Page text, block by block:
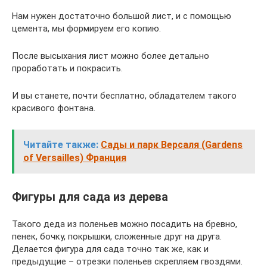
Нам нужен достаточно большой лист, и с помощью
цемента, мы формируем его копию.
После высыхания лист можно более детально
проработать и покрасить.
И вы станете, почти бесплатно, обладателем такого
красивого фонтана.
Читайте также: Сады и парк Версаля (Gardens
of Versailles) Франция
Фигуры для сада из дерева
Такого деда из поленьев можно посадить на бревно,
пенек, бочку, покрышки, сложенные друг на друга.
Делается фигура для сада точно так же, как и
предыдущие – отрезки поленьев скрепляем гвоздями.